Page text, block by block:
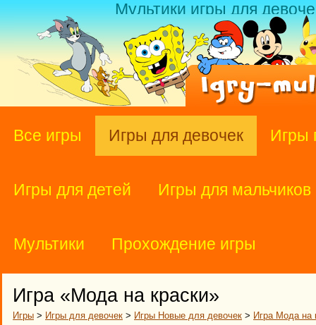
Мультики игры для
Все игры Игры для девочек Игры
Игры для детей Игры для мальчиков
Мультики Прохождение игры
Игра «Мода на краски»
Игры > Игры для девочек > Игры Новые для девочек > Игра Мода на